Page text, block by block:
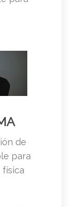
de
para
física